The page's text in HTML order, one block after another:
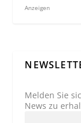
Anzeigen
Melden Sie
News zu